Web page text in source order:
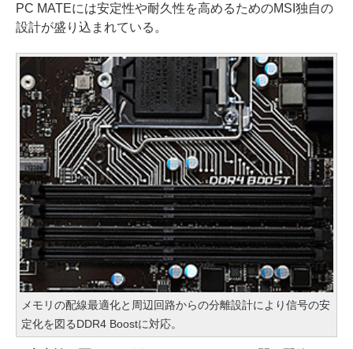
PC MATEには安定性や耐久性を高めるためのMSI独自の
設計が盛り込まれている。
メモリの配線最適化と周辺回路からの分離設計により信号の安
定化を図るDDR4 Boostに対応。